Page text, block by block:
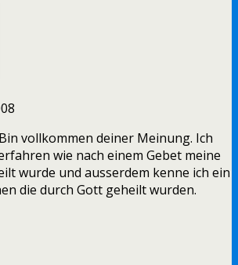
vollkommen deiner Meinung. Ich
wie nach einem Gebet meine
wurde und ausserdem kenne ich ein
die durch Gott geheilt wurden.